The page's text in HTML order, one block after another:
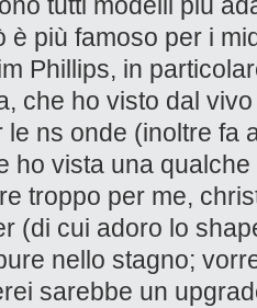
è più famoso per i
Phillips, in
che ho visto dal
ns onde (inoltre fa
ho vista una
troppo per me,
(di cui adoro lo
nello stagno;
sarebbe un